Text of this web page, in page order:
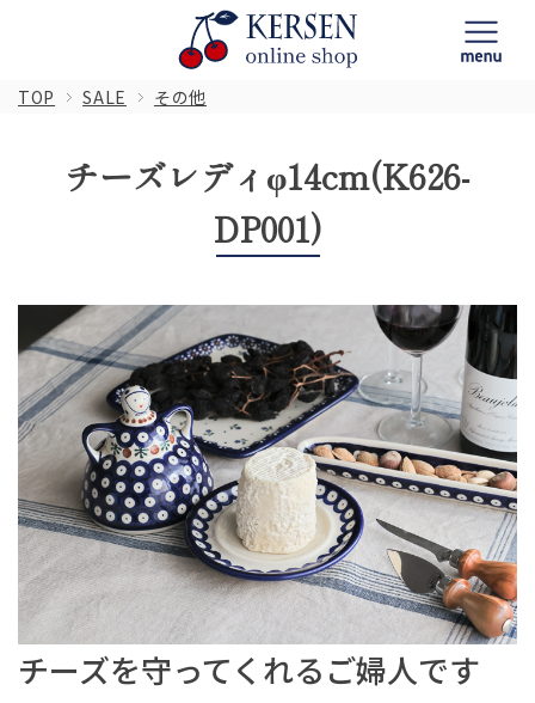
TOP SALE その他
チーズレディφ14cm(K626-
DP001)
チーズを守ってくれるご婦人です